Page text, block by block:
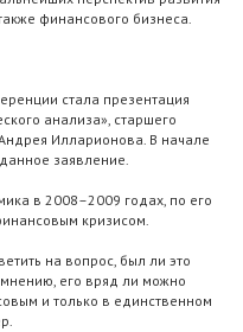
финансового бизнеса.
стала презентация
анализа», старшего
Илларионова. В начале
заявление.
в 2008–2009 годах, по его
кризисом.
на вопрос, был ли это
его вряд ли можно
и только в единственном